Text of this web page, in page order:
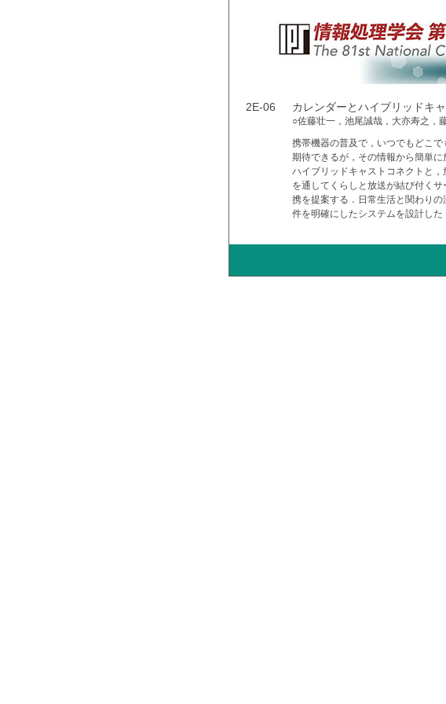
2E-06 カレンダーとハイブリッドキ
○佐藤壮一，池尾誠哉，大亦寿之，
携帯機器の普及で，いつでもどこ
期待できるが，その情報から簡単
ハイブリッドキャストコネクトと
を通してくらしと放送が結び付く
携を提案する．日常生活と関わり
件を明確にしたシステムを設計した